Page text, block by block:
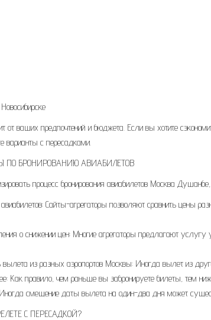
от ваших предпочтений и бюджета. Если вы хотите
варианты с пересадками.
ПО БРОНИРОВАНИЮ АВИАБИЛЕТОВ
процесс бронирования авиабилетов Москва
Сайты-агрегаторы позволяют сравнить цены
о снижении цен: Многие агрегаторы предлагают
вылета из разных аэропортов Москвы: Иногда вылет из
Как правило, чем раньше вы забронируете билеты, тем
смещение даты вылета на один-два дня может
С ПЕРЕСАДКОЙ?